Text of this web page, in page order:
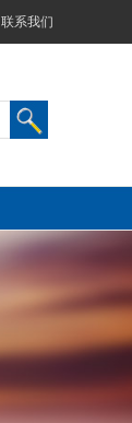
联系我们